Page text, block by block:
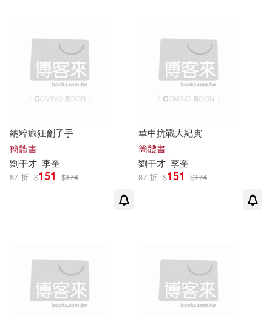
納粹瘋狂劊子手
簡體書
劉干才 李奎
87 折 $151 $174
華中抗戰大紀實
簡體書
劉干才 李奎
87 折 $151 $174